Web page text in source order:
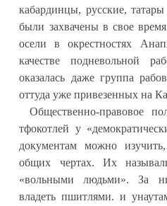
кабардинцы, русские,
были захвачены в свое
осели в окрестностях
качестве подневольной
оказалась даже группа
оттуда уже привезенных на
Общественно-правовое
тфокотлей у
документам можно
общих чертах. Их
«вольными людьми». За
владеть пшитлями. и